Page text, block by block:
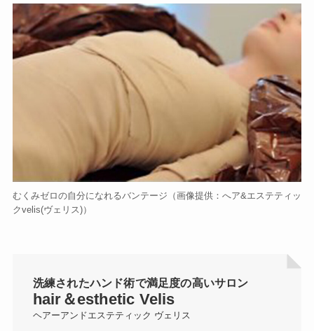
むくみゼロの自分になれるバンテージ（画像提供：へア&エステティッ
クvelis(ヴェリス)）
洗練されたハンド術で満足度の高いサロン
hair＆esthetic Velis
ヘアーアンドエステティック ヴェリス